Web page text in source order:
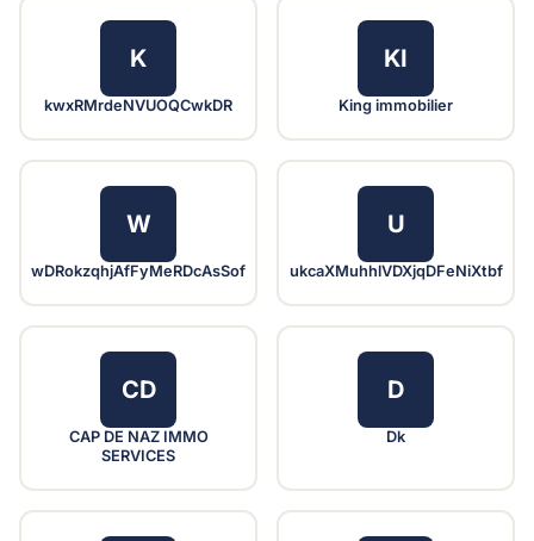
K
kwxRMrdeNVUOQCwkDR
KI
King immobilier
W
wDRokzqhjAfFyMeRDcAsSof
U
ukcaXMuhhlVDXjqDFeNiXtbf
CD
CAP DE NAZ IMMO
SERVICES
D
Dk